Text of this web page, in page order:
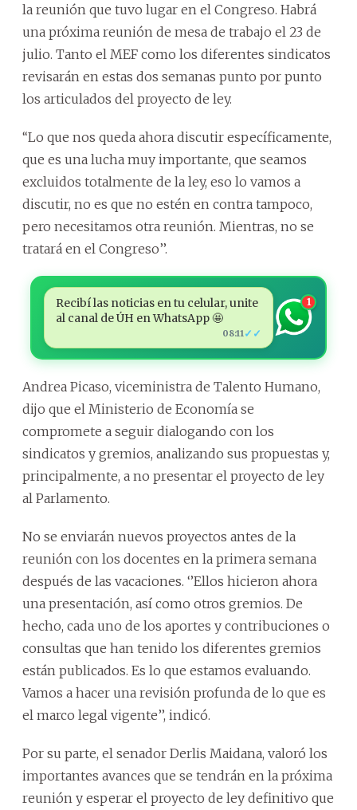
la reunión que tuvo lugar en el Congreso. Habrá
una próxima reunión de mesa de trabajo el 23 de
julio. Tanto el MEF como los diferentes sindicatos
revisarán en estas dos semanas punto por punto
los articulados del proyecto de ley.
‘‘Lo que nos queda ahora discutir específicamente,
que es una lucha muy importante, que seamos
excluidos totalmente de la ley, eso lo vamos a
discutir, no es que no estén en contra tampoco,
pero necesitamos otra reunión. Mientras, no se
tratará en el Congreso’’.
Recibí las noticias en tu celular, unite
al canal de ÚH en WhatsApp 🤩
08:11 ✓✓
1
Andrea Picaso, viceministra de Talento Humano,
dijo que el Ministerio de Economía se
compromete a seguir dialogando con los
sindicatos y gremios, analizando sus propuestas y,
principalmente, a no presentar el proyecto de ley
al Parlamento.
No se enviarán nuevos proyectos antes de la
reunión con los docentes en la primera semana
después de las vacaciones. ‘’Ellos hicieron ahora
una presentación, así como otros gremios. De
hecho, cada uno de los aportes y contribuciones o
consultas que han tenido los diferentes gremios
están publicados. Es lo que estamos evaluando.
Vamos a hacer una revisión profunda de lo que es
el marco legal vigente’’, indicó.
Por su parte, el senador Derlis Maidana, valoró los
importantes avances que se tendrán en la próxima
reunión y esperar el proyecto de ley definitivo que